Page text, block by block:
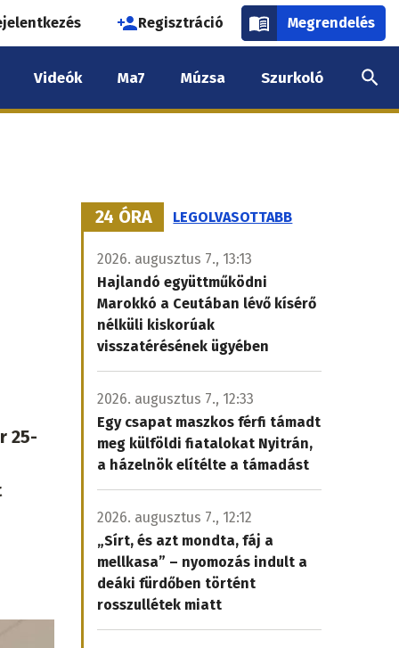
Regisztráció Megrendelés
Videók Ma7 Múzsa Szurkoló
25-
24 ÓRA LEGOLVASOTTABB
2026. augusztus 7., 13:13
Hajlandó együttműködni
Marokkó a Ceutában lévő kísérő
nélküli kiskorúak
visszatérésének ügyében
2026. augusztus 7., 12:33
Egy csapat maszkos férfi támadt
meg külföldi fiatalokat Nyitrán,
a házelnök elítélte a támadást
2026. augusztus 7., 12:12
„Sírt, és azt mondta, fáj a
mellkasa” – nyomozás indult a
deáki fürdőben történt
rosszullétek miatt